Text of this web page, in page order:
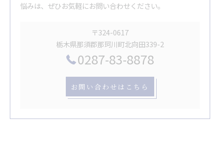
悩みは、ぜひお気軽にお問い合わせください。
〒324-0617
栃木県那須郡那珂川町北向田339-2
0287-83-8878
お問い合わせはこちら